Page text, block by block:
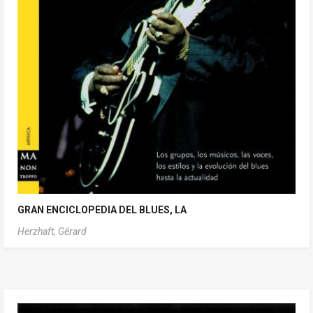
GRAN ENCICLOPEDIA DEL BLUES, LA
Herzhaft, Gérard